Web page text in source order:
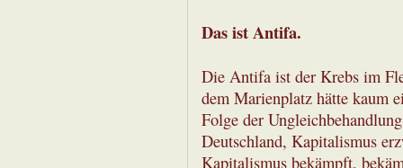
Das ist Antifa.
Die Antifa ist der Krebs im
dem Marienplatz hätte kaum
Folge der
Deutschland, Kapitalismus
Kapitalismus bekämpft,